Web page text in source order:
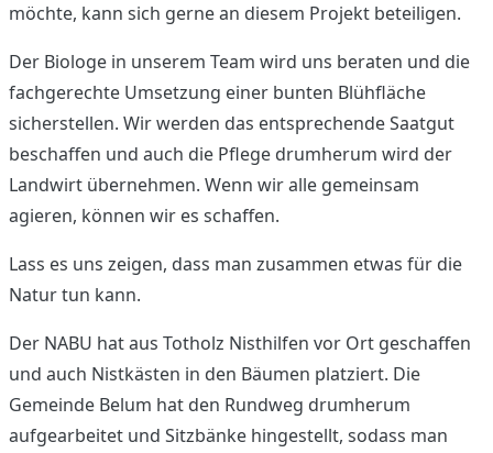
möchte, kann sich gerne an diesem Projekt beteiligen.
Der Biologe in unserem Team wird uns beraten und die
fachgerechte Umsetzung einer bunten Blühfläche
sicherstellen. Wir werden das entsprechende Saatgut
beschaffen und auch die Pflege drumherum wird der
Landwirt übernehmen. Wenn wir alle gemeinsam
agieren, können wir es schaffen.
Lass es uns zeigen, dass man zusammen etwas für die
Natur tun kann.
Der NABU hat aus Totholz Nisthilfen vor Ort geschaffen
und auch Nistkästen in den Bäumen platziert. Die
Gemeinde Belum hat den Rundweg drumherum
aufgearbeitet und Sitzbänke hingestellt, sodass man